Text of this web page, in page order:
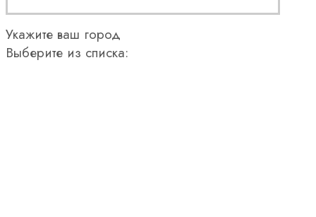
Укажите ваш город
Выберите из списка: